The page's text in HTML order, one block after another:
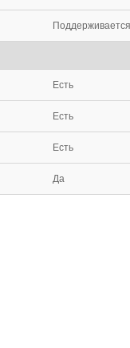
Поддерживается
Есть
Есть
Есть
Да